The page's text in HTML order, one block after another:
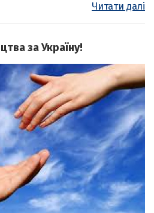
Читати далі
за Україну!